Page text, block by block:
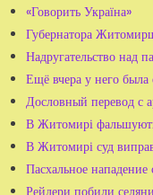
«Говорить Україна»
Губернатора
Надругательство над
Ещё вчера у него
Дословный перевод с
В Житомирі
В Житомирі суд
Пасхальное нападение
Рейдери побили